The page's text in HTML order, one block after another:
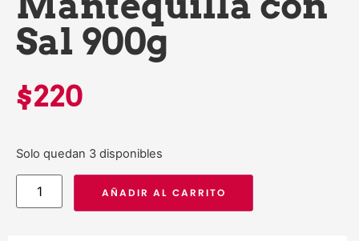
Sal 900g
$220
Solo quedan 3 disponibles
AÑADIR AL CARRITO